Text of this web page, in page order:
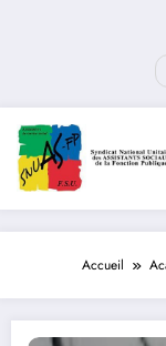
Accueil